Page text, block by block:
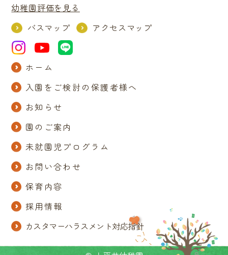
幼稚園評価を見る
バスマップ
アクセスマップ
ホーム
入園をご検討の保護者様へ
お知らせ
園のご案内
未就園児プログラム
お問い合わせ
保育内容
採用情報
カスタマーハラスメント対応指針